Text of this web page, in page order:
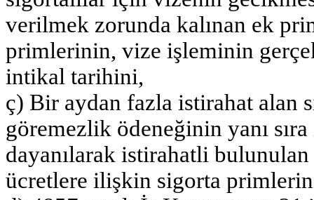
verilmek zorunda kalınan ek
primlerinin, vize işleminin
intikal tarihini,
ç) Bir aydan fazla istirahat alan
göremezlik ödeneğinin yanı
dayanılarak istirahatli
ücretlere ilişkin sigorta